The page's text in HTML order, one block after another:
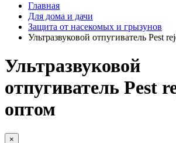
Главная
Для дома и дачи
Защита от насекомых и грызунов
Ультразвуковой отпугиватель Pest
Ультразвуковой
отпугиватель Pest
оптом
×